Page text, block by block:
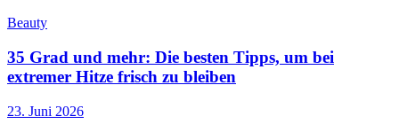
Beauty
35 Grad und mehr: Die besten Tipps, um bei
extremer Hitze frisch zu bleiben
23. Juni 2026